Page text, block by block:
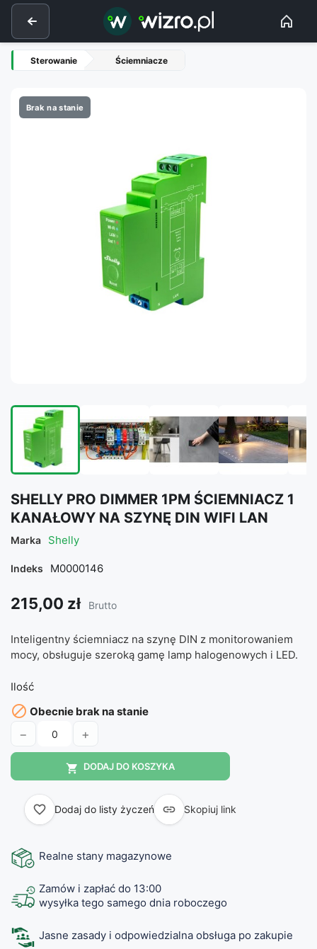
Sterowanie Ściemniacze
Brak na stanie
SHELLY PRO DIMMER 1PM ŚCIEMNIACZ 1
KANAŁOWY NA SZYNĘ DIN WIFI LAN
Marka Shelly
Indeks M0000146
215,00 zł Brutto
Inteligentny ściemniacz na szynę DIN z monitorowaniem
mocy, obsługuje szeroką gamę lamp halogenowych i LED.
Ilość
 Obecnie brak na stanie
− +
 DODAJ DO KOSZYKA
favorite_border Dodaj do listy życzeń  Skopiuj link
Realne stany magazynowe
Zamów i zapłać do 13:00
wysyłka tego samego dnia roboczego
Jasne zasady i odpowiedzialna obsługa po zakupie